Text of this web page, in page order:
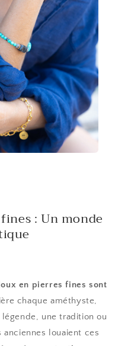
: Un monde
en pierres fines sont
chaque améthyste,
une tradition ou
louaient ces